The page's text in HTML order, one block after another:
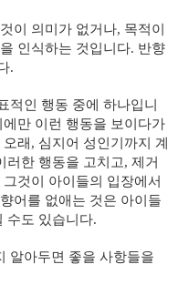
이 의미가 없거나, 목적이
인식하는 것입니다. 반향
.
적인 행동 중에 하나입니
만 이런 행동을 보이다가
래, 심지어 성인기까지 계
러한 행동을 고치고, 제거
것이 아이들의 입장에서
어를 없애는 것은 아이들
수도 있습니다.
알아두면 좋을 사항들을